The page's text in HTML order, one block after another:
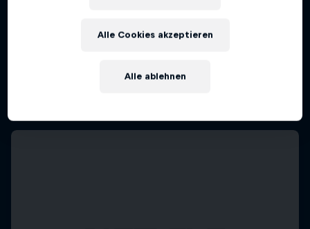
Alle ablehnen
Alle Cookies akzeptieren